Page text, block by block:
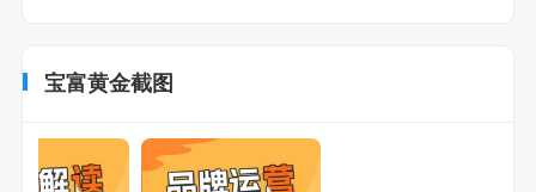
宝富黄金截图